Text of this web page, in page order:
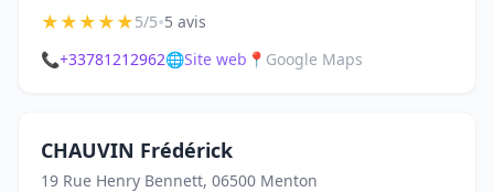
★★★★★5/5•5 avis
📞+33781212962🌐Site web 📍 Google Maps
CHAUVIN Frédérick
19 Rue Henry Bennett, 06500 Menton